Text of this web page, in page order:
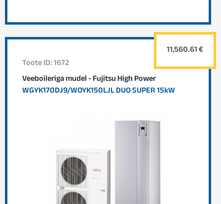
Toote ID: 1672
Veeboileriga mudel - Fujitsu High Power
WGYK170DJ9/WOYK150LJL DUO SUPER 15kW
11,560.61 €